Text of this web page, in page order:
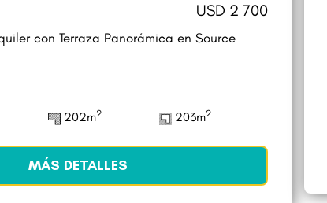
USD 2 700
con Terraza Panorámica en Source
202m2 203m2
MÁS DETALLES